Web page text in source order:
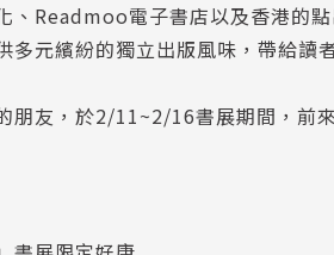
、Readmoo電子書店以及香港的
多元繽紛的獨立出版風味，帶給讀
朋友，於2/11~2/16書展期間，前